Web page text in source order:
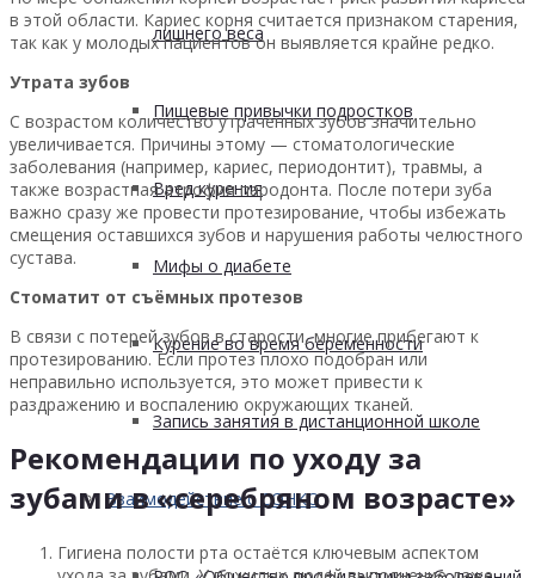
лишнего веса
Пищевые привычки подростков
Вред курения
Мифы о диабете
Курение во время беременности
Запись занятия в дистанционной школе
Взаимодействие с СОНКО
в этой области. Кариес корня считается признаком старения,
так как у молодых пациентов он выявляется крайне редко.
Утрата зубов
С возрастом количество утраченных зубов значительно
увеличивается. Причины этому — стоматологические
заболевания (например, кариес, периодонтит), травмы, а
также возрастная атрофия пародонта. После потери зуба
важно сразу же провести протезирование, чтобы избежать
смещения оставшихся зубов и нарушения работы челюстного
сустава.
Стоматит от съёмных протезов
В связи с потерей зубов в старости, многие прибегают к
протезированию. Если протез плохо подобран или
неправильно используется, это может привести к
раздражению и воспалению окружающих тканей.
Рекомендации по уходу за
зубами в «серебряном возрасте»
Гигиена полости рта остаётся ключевым аспектом